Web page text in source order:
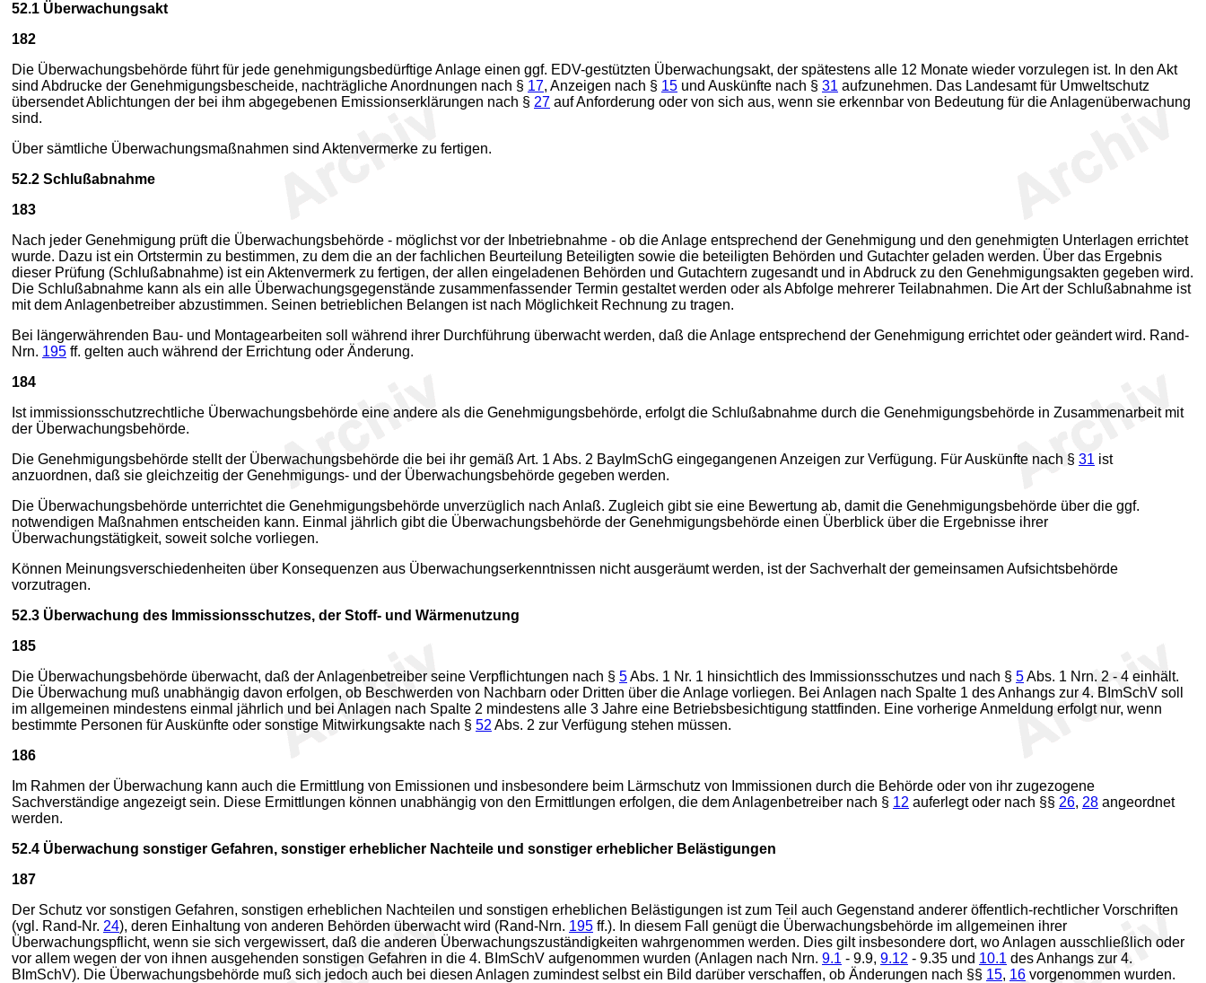
52.1 Überwachungsakt
182
Die Überwachungsbehörde führt für jede genehmigungsbedürftige Anlage einen ggf. EDV-gestützten Überwachungsakt, der spätestens alle 12 Monate wieder vorzulegen ist. In den Akt
sind Abdrucke der Genehmigungsbescheide, nachträgliche Anordnungen nach § 17, Anzeigen nach § 15 und Auskünfte nach § 31 aufzunehmen. Das Landesamt für Umweltschutz
übersendet Ablichtungen der bei ihm abgegebenen Emissionserklärungen nach § 27 auf Anforderung oder von sich aus, wenn sie erkennbar von Bedeutung für die Anlagenüberwachung
sind.
Über sämtliche Überwachungsmaßnahmen sind Aktenvermerke zu fertigen.
52.2 Schlußabnahme
183
Nach jeder Genehmigung prüft die Überwachungsbehörde - möglichst vor der Inbetriebnahme - ob die Anlage entsprechend der Genehmigung und den genehmigten Unterlagen errichtet
wurde. Dazu ist ein Ortstermin zu bestimmen, zu dem die an der fachlichen Beurteilung Beteiligten sowie die beteiligten Behörden und Gutachter geladen werden. Über das Ergebnis
dieser Prüfung (Schlußabnahme) ist ein Aktenvermerk zu fertigen, der allen eingeladenen Behörden und Gutachtern zugesandt und in Abdruck zu den Genehmigungsakten gegeben wird.
Die Schlußabnahme kann als ein alle Überwachungsgegenstände zusammenfassender Termin gestaltet werden oder als Abfolge mehrerer Teilabnahmen. Die Art der Schlußabnahme ist
mit dem Anlagenbetreiber abzustimmen. Seinen betrieblichen Belangen ist nach Möglichkeit Rechnung zu tragen.
Bei längerwährenden Bau- und Montagearbeiten soll während ihrer Durchführung überwacht werden, daß die Anlage entsprechend der Genehmigung errichtet oder geändert wird. Rand-
Nrn. 195 ff. gelten auch während der Errichtung oder Änderung.
184
Ist immissionsschutzrechtliche Überwachungsbehörde eine andere als die Genehmigungsbehörde, erfolgt die Schlußabnahme durch die Genehmigungsbehörde in Zusammenarbeit mit
der Überwachungsbehörde.
Die Genehmigungsbehörde stellt der Überwachungsbehörde die bei ihr gemäß Art. 1 Abs. 2 BayImSchG eingegangenen Anzeigen zur Verfügung. Für Auskünfte nach § 31 ist
anzuordnen, daß sie gleichzeitig der Genehmigungs- und der Überwachungsbehörde gegeben werden.
Die Überwachungsbehörde unterrichtet die Genehmigungsbehörde unverzüglich nach Anlaß. Zugleich gibt sie eine Bewertung ab, damit die Genehmigungsbehörde über die ggf.
notwendigen Maßnahmen entscheiden kann. Einmal jährlich gibt die Überwachungsbehörde der Genehmigungsbehörde einen Überblick über die Ergebnisse ihrer
Überwachungstätigkeit, soweit solche vorliegen.
Können Meinungsverschiedenheiten über Konsequenzen aus Überwachungserkenntnissen nicht ausgeräumt werden, ist der Sachverhalt der gemeinsamen Aufsichtsbehörde
vorzutragen.
52.3 Überwachung des Immissionsschutzes, der Stoff- und Wärmenutzung
185
Die Überwachungsbehörde überwacht, daß der Anlagenbetreiber seine Verpflichtungen nach § 5Abs. 1 Nr. 1 hinsichtlich des Immissionsschutzes und nach § 5Abs. 1 Nrn. 2 - 4 einhält.
Die Überwachung muß unabhängig davon erfolgen, ob Beschwerden von Nachbarn oder Dritten über die Anlage vorliegen. Bei Anlagen nach Spalte 1 des Anhangs zur 4. BImSchV soll
im allgemeinen mindestens einmal jährlich und bei Anlagen nach Spalte 2 mindestens alle 3 Jahre eine Betriebsbesichtigung stattfinden. Eine vorherige Anmeldung erfolgt nur, wenn
bestimmte Personen für Auskünfte oder sonstige Mitwirkungsakte nach § 52 Abs. 2 zur Verfügung stehen müssen.
186
Im Rahmen der Überwachung kann auch die Ermittlung von Emissionen und insbesondere beim Lärmschutz von Immissionen durch die Behörde oder von ihr zugezogene
Sachverständige angezeigt sein. Diese Ermittlungen können unabhängig von den Ermittlungen erfolgen, die dem Anlagenbetreiber nach § 12 auferlegt oder nach §§ 26, 28 angeordnet
werden.
52.4 Überwachung sonstiger Gefahren, sonstiger erheblicher Nachteile und sonstiger erheblicher Belästigungen
187
Der Schutz vor sonstigen Gefahren, sonstigen erheblichen Nachteilen und sonstigen erheblichen Belästigungen ist zum Teil auch Gegenstand anderer öffentlich-rechtlicher Vorschriften
(vgl. Rand-Nr. 24), deren Einhaltung von anderen Behörden überwacht wird (Rand-Nrn. 195 ff.). In diesem Fall genügt die Überwachungsbehörde im allgemeinen ihrer
Überwachungspflicht, wenn sie sich vergewissert, daß die anderen Überwachungszuständigkeiten wahrgenommen werden. Dies gilt insbesondere dort, wo Anlagen ausschließlich oder
vor allem wegen der von ihnen ausgehenden sonstigen Gefahren in die 4. BImSchV aufgenommen wurden (Anlagen nach Nrn. 9.1 - 9.9, 9.12 - 9.35 und 10.1 des Anhangs zur 4.
BImSchV). Die Überwachungsbehörde muß sich jedoch auch bei diesen Anlagen zumindest selbst ein Bild darüber verschaffen, ob Änderungen nach §§ 15, 16 vorgenommen wurden.